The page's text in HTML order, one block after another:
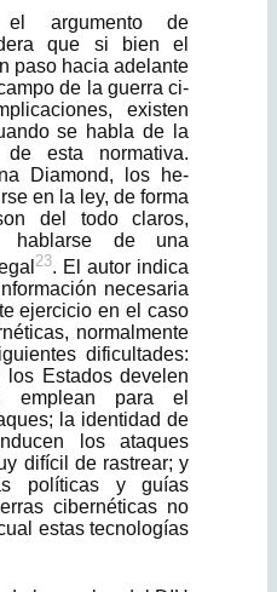
el argumento de
que si bien el
paso hacia adelante
de la guerra ci­
existen
se habla de la
de esta normativa.
Diamond, los he­
en la ley, de forma
del todo claros,
hablarse de una
23. El autor indica
necesaria
ejercicio en el caso
normalmente
di­ficultades:
Estados develen
emplean para el
la identidad de
los ataques
difícil de rastrear; y
políticas y guías
cibernéticas no
estas tecnologías